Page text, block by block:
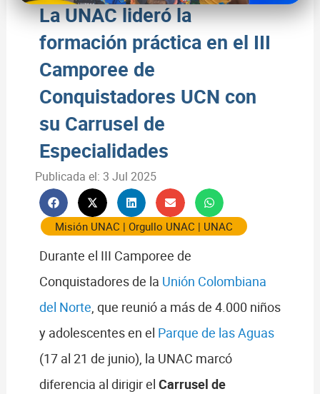
La UNAC lideró la
formación práctica en el III
Camporee de
Conquistadores UCN con
su Carrusel de
Especialidades
Publicada el: 3 Jul 2025
Misión UNAC | Orgullo UNAC | UNAC
Durante el III Camporee de
Conquistadores de la Unión Colombiana
del Norte, que reunió a más de 4.000 niños
y adolescentes en el Parque de las Aguas
(17 al 21 de junio), la UNAC marcó
diferencia al dirigir el Carrusel de